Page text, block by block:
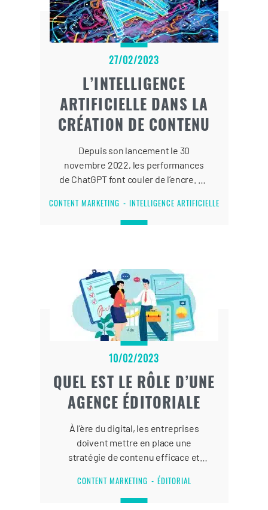
27/02/2023
L’INTELLIGENCE
ARTIFICIELLE DANS LA
CRÉATION DE CONTENU
Depuis son lancement le 30
novembre 2022, les performances
de ChatGPT font couler de l’encre. Ce
OpenAI est capable de créer du
contenu pertinent qui ressemble à
CONTENT MARKETING INTELLIGENCE ARTIFICIELLE
10/02/2023
QUEL EST LE RÔLE D’UNE
AGENCE ÉDITORIALE
À l’ère du digital, les entreprises
doivent mettre en place une
stratégie de contenu efficace et
visibilité de leur site Web sur les
moteurs de recherche et booster
CONTENT MARKETING ÉDITORIAL